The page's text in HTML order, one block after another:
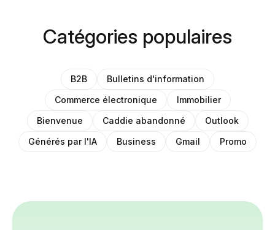
Catégories populaires
B2B
Bulletins d'information
Commerce électronique
Immobilier
Bienvenue
Caddie abandonné
Outlook
Générés par l'IA
Business Gmail Promo